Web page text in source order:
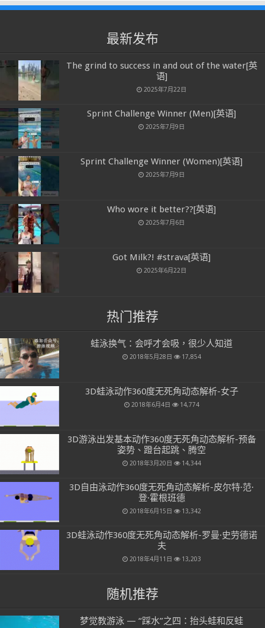
最新发布
The grind to success in and out of the water[英
语]
2025年7月22日
Sprint Challenge Winner (Men)[英语]
2025年7月9日
Sprint Challenge Winner (Women)[英语]
2025年7月9日
Who wore it better??[英语]
2025年7月6日
Got Milk?! #strava[英语]
2025年6月22日
热门推荐
蛙泳换气：会呼才会吸，很少人知道
2018年5月28日 17,854
3D蛙泳动作360度无死角动态解析-女子
2018年6月4日 14,774
3D游泳出发基本动作360度无死角动态解析-预备
姿势、蹬台起跳、腾空
2018年3月20日 14,344
3D自由泳动作360度无死角动态解析-皮尔特·范·
登·霍根班德
2018年6月15日 13,342
3D蛙泳动作360度无死角动态解析-罗曼·史劳德诺
夫
2018年4月11日 13,203
随机推荐
梦觉教游泳 — “踩水”之四：抬头蛙和反蛙